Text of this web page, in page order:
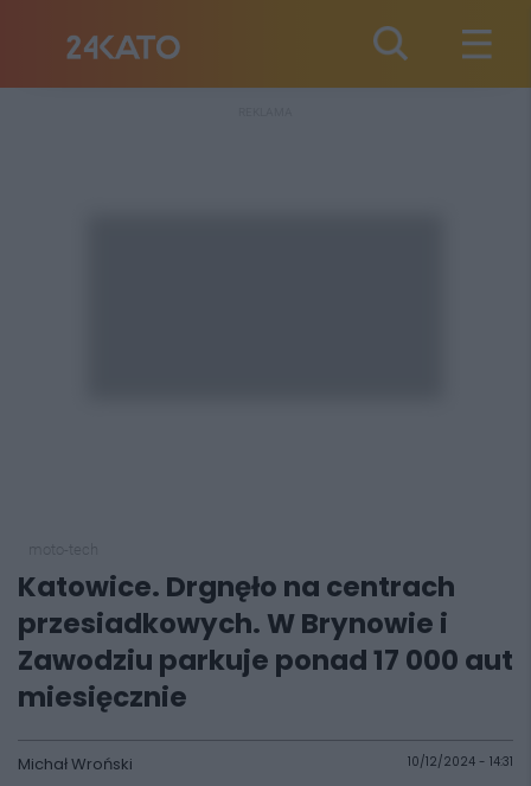
Katowice. Drgnęło na centrach
przesiadkowych. W Brynowie i
Zawodziu parkuje ponad 17 000 aut
miesięcznie
Michał Wroński 10/12/2024 - 14:31